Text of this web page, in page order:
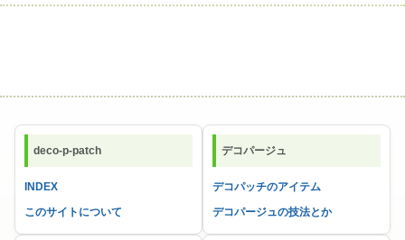
deco-p-patch
INDEX
このサイトについて
デコパージュ
デコパッチのアイテム
デコパージュの技法とか